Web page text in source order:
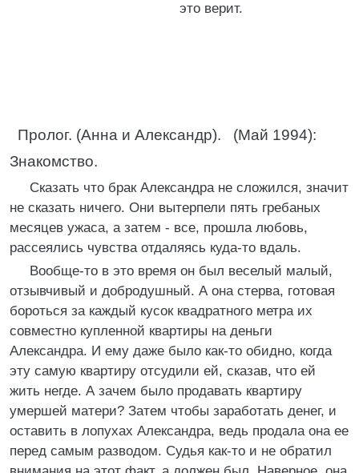
это верит.
Пролог. (Анна и Александр). (Май 1994):
Знакомство.
Сказать что брак Александра не сложился, значит
не сказать ничего. Они вытерпели пять гребаных
месяцев ужаса, а затем - все, прошла любовь,
рассеялись чувства отдаляясь куда-то вдаль.
Вообще-то в это время он был веселый малый,
отзывчивый и добродушный. А она стерва, готовая
бороться за каждый кусок квадратного метра их
совместно купленной квартиры на деньги
Александра. И ему даже было как-то обидно, когда
эту самую квартиру отсудили ей, сказав, что ей
жить негде. А зачем было продавать квартиру
умершей матери? Затем чтобы заработать денег, и
оставить в лопухах Александра, ведь продала она ее
перед самым разводом. Судья как-то и не обратил